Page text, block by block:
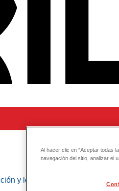
y localización
Al hacer clic en “Aceptar todas
navegación del sitio, analizar el